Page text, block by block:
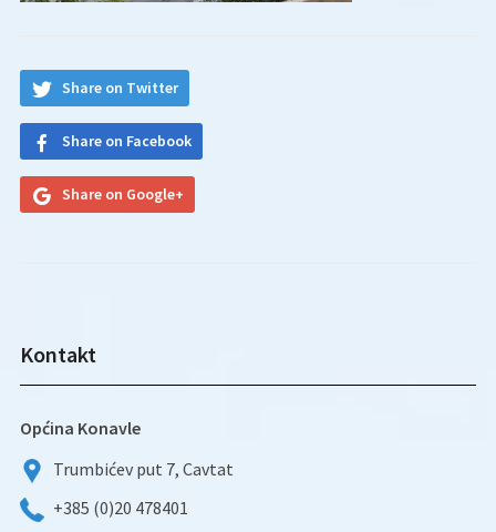
Share on Twitter
Share on Facebook
Share on Google+
Kontakt
Općina Konavle
Trumbićev put 7, Cavtat
+385 (0)20 478401